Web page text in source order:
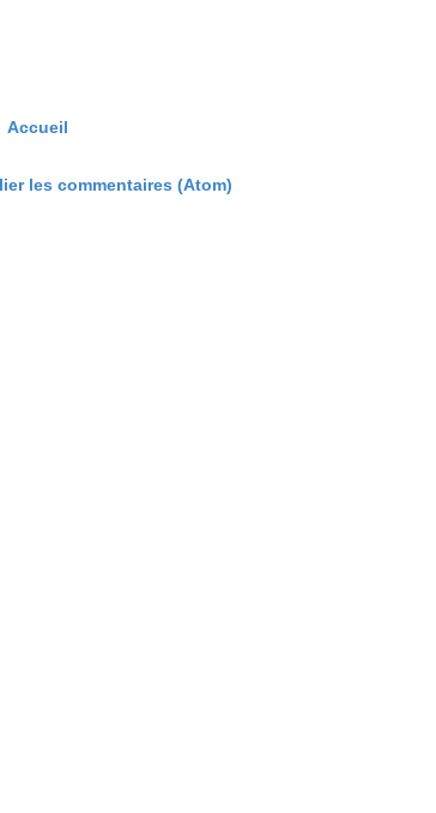
Accueil
les commentaires (Atom)